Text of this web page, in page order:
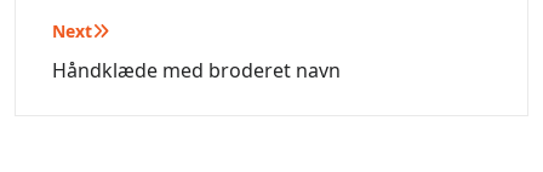
Next
Håndklæde med broderet navn